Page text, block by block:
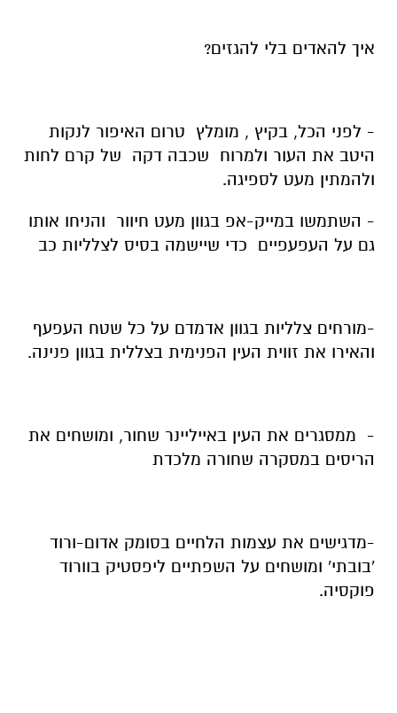
איך להאדים בלי להגזים?
- לפני הכל, בקיץ , מומלץ טרום האיפור לנקות
היטב את העור ולמרוח שכבה דקה של קרם לחות
ולהמתין מעט לספיגה.
- השתמשו במייק-אפ בגוון מעט חיוור והניחו אותו
גם על העפעפיים כדי שיישמה בסיס לצלליות כב
-מורחים צלליות בגוון אדמדם על כל שטח העפעף
והאירו את זווית העין הפנימית בצללית בגוון פנינה.
- ממסגרים את העין באייליינר שחור, ומושחים את
הריסים במסקרה שחורה מלכדת
-מדגישים את עצמות הלחיים בסומק אדום-ורוד
'בובתי' ומושחים על השפתיים ליפסטיק בוורוד
פוקסיה.